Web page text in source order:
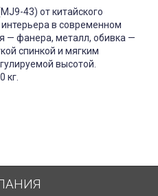
43) от китайского
в современном
— фанера, металл, обивка —
спинкой и мягким
высотой.
кг.